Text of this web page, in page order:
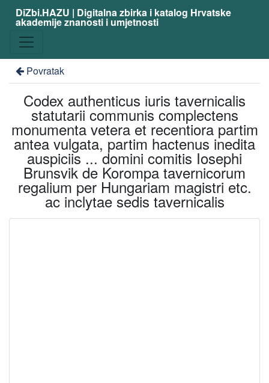
DiZbi.HAZU | Digitalna zbirka i katalog Hrvatske
akademije znanosti i umjetnosti
Povratak
Codex authenticus iuris tavernicalis
statutarii communis complectens
monumenta vetera et recentiora partim
antea vulgata, partim hactenus inedita
auspiciis ... domini comitis Iosephi
Brunsvik de Korompa tavernicorum
regalium per Hungariam magistri etc.
ac inclytae sedis tavernicalis